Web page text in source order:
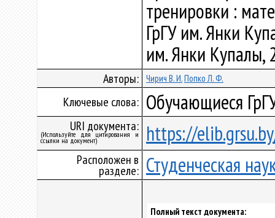
тренировки :
ГрГУ им. Янки
им. Янки Купалы,
Авторы: Чирич В. И.Попко Л. Ф.
Ключевые слова: Обучающиеся
URI документа:
(Используйте для цитирования и
ссылки на документ) https://
Расположен в
разделе: Студенческая
Полный текст документа: